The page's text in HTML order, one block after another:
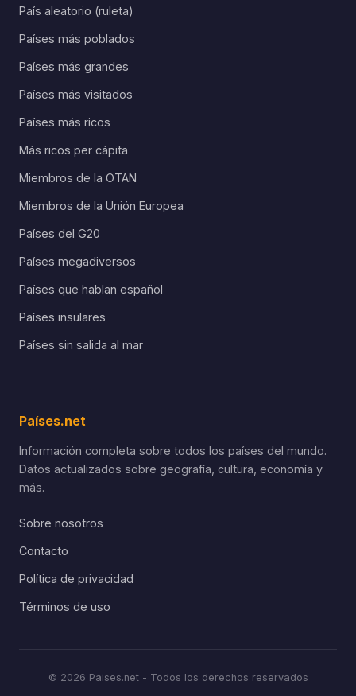
País aleatorio (ruleta)
Países más poblados
Países más grandes
Países más visitados
Países más ricos
Más ricos per cápita
Miembros de la OTAN
Miembros de la Unión Europea
Países del G20
Países megadiversos
Países que hablan español
Países insulares
Países sin salida al mar
Países.net
Información completa sobre todos los países del mundo.
Datos actualizados sobre geografía, cultura, economía y
más.
Sobre nosotros
Contacto
Política de privacidad
Términos de uso
© 2026 Paises.net - Todos los derechos reservados